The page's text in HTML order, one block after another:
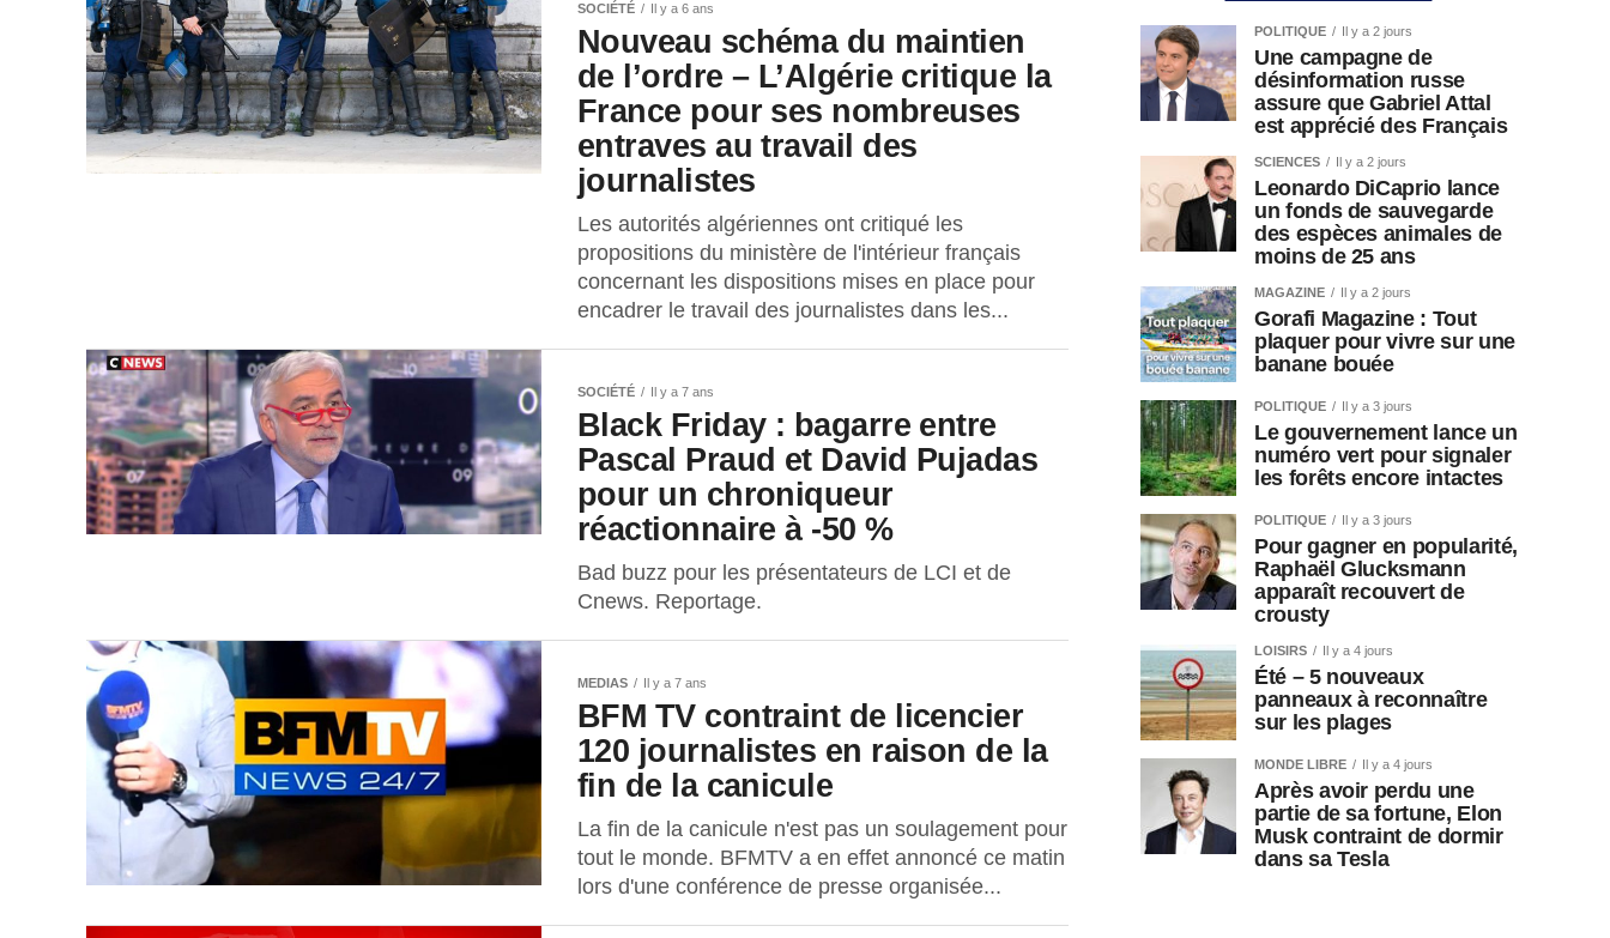
SOCIÉTÉ Il y a 6 ans
Nouveau schéma du maintien
de l’ordre – L’Algérie critique la
France pour ses nombreuses
entraves au travail des
journalistes
Les autorités algériennes ont critiqué les
propositions du ministère de l'intérieur français
concernant les dispositions mises en place pour
encadrer le travail des journalistes dans les...
SOCIÉTÉ Il y a 7 ans
Black Friday : bagarre entre
Pascal Praud et David Pujadas
pour un chroniqueur
réactionnaire à -50 %
Bad buzz pour les présentateurs de LCI et de
Cnews. Reportage.
MEDIAS Il y a 7 ans
BFM TV contraint de licencier
120 journalistes en raison de la
fin de la canicule
La fin de la canicule n'est pas un soulagement pour
tout le monde. BFMTV a en effet annoncé ce matin
lors d'une conférence de presse organisée...
POLITIQUE Il y a 2 jours
Une campagne de
désinformation russe
assure que Gabriel Attal
est apprécié des Français
SCIENCES Il y a 2 jours
Leonardo DiCaprio lance
un fonds de sauvegarde
des espèces animales de
moins de 25 ans
MAGAZINE Il y a 2 jours
Gorafi Magazine : Tout
plaquer pour vivre sur une
banane bouée
POLITIQUE Il y a 3 jours
Le gouvernement lance un
numéro vert pour signaler
les forêts encore intactes
POLITIQUE Il y a 3 jours
Pour gagner en popularité,
Raphaël Glucksmann
apparaît recouvert de
crousty
LOISIRS Il y a 4 jours
Été – 5 nouveaux
panneaux à reconnaître
sur les plages
MONDE LIBRE Il y a 4 jours
Après avoir perdu une
partie de sa fortune, Elon
Musk contraint de dormir
dans sa Tesla